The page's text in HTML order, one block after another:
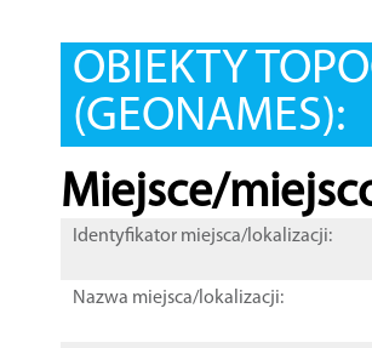
OBIEKTY
(GEONAMES):
Miejsce/
Identyfikator miejsca/lokalizacji:
Nazwa miejsca/lokalizacji: